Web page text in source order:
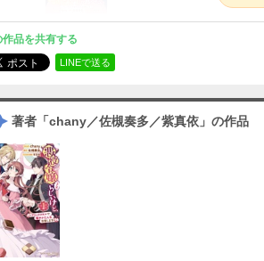
必要ポイント：
作品を共有する
LINEで送る
著者「chany／佐槻奏多／紫真依」の作品